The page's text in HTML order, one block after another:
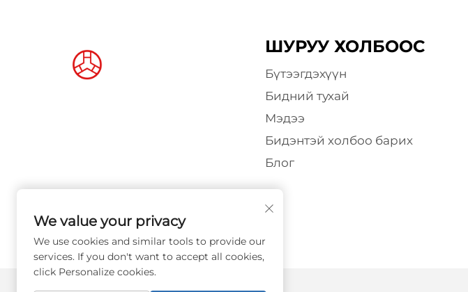
ШУРУУ ХОЛБООС
Бүтээгдэхүүн
Бидний тухай
Мэдээ
Бидэнтэй холбоо барих
Блог
We value your privacy
We use cookies and similar tools to provide our
services. If you don't want to accept all cookies,
click Personalize cookies.